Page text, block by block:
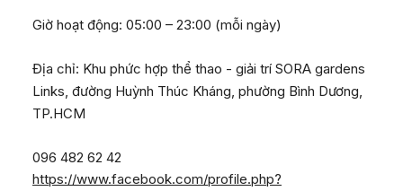
Giờ hoạt động: 05:00 – 23:00 (mỗi ngày)
Địa chỉ: Khu phức hợp thể thao - giải trí SORA gardens
Links, đường Huỳnh Thúc Kháng, phường Bình Dương,
TP.HCM
096 482 62 42
https://www.facebook.com/profile.php?